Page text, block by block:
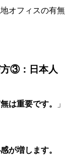
オフィスの有無
③：日本人
は重要です。 」
が増します。